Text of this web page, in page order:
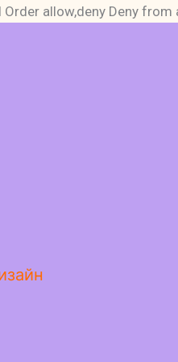
Order allow,deny Deny from